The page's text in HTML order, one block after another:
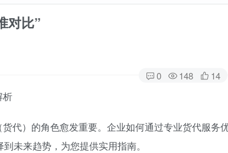
对比”
0 148 14
析‌
代）的角色愈发重要。企业如何通过专业货代服务
未来趋势，为您提供实用指南。